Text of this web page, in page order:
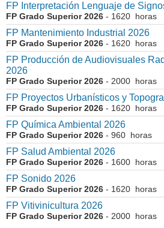
FP Interpretación Lenguaje de
FP Grado Superior 2026 - 1620 horas
FP Mantenimiento Industrial 2026
FP Grado Superior 2026 - 1620 horas
FP Producción de Audiovisuales
2026
FP Grado Superior 2026 - 2000 horas
FP Proyectos Urbanísticos y
FP Grado Superior 2026 - 1620 horas
FP Química Ambiental 2026
FP Grado Superior 2026 - 960 horas
FP Salud Ambiental 2026
FP Grado Superior 2026 - 1600 horas
FP Sonido 2026
FP Grado Superior 2026 - 1620 horas
FP Vitivinicultura 2026
FP Grado Superior 2026 - 2000 horas